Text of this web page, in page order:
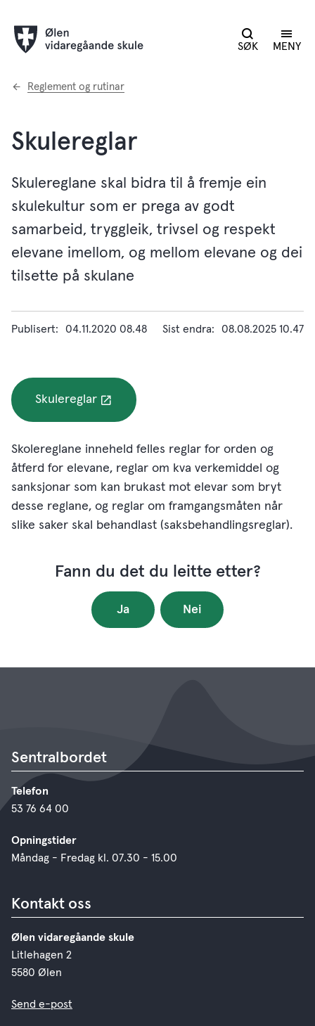
SØK MENY
Du
Reglement og rutinar
Skulereglar
Skulereglane skal bidra til å fremje ein
skulekultur som er prega av godt
samarbeid, tryggleik, trivsel og respekt
elevane imellom, og mellom elevane og dei
tilsette på skulane
Publisert 04.11.2020 08.48 Sist endra 08.08.2025 10.47
Skulereglar
Skolereglane inneheld felles reglar for orden og
åtferd for elevane, reglar om kva verkemiddel og
sanksjonar som kan brukast mot elevar som bryt
desse reglane, og reglar om framgangsmåten når
slike saker skal behandlast (saksbehandlingsreglar).
Fann du det du leitte etter?
Ja Nei
Sentralbordet
Telefon
53 76 64 00
Opningstider
Måndag - Fredag kl. 07.30 - 15.00
Kontakt oss
Ølen vidaregåande skule
Litlehagen 2
5580 Ølen
Send e-post